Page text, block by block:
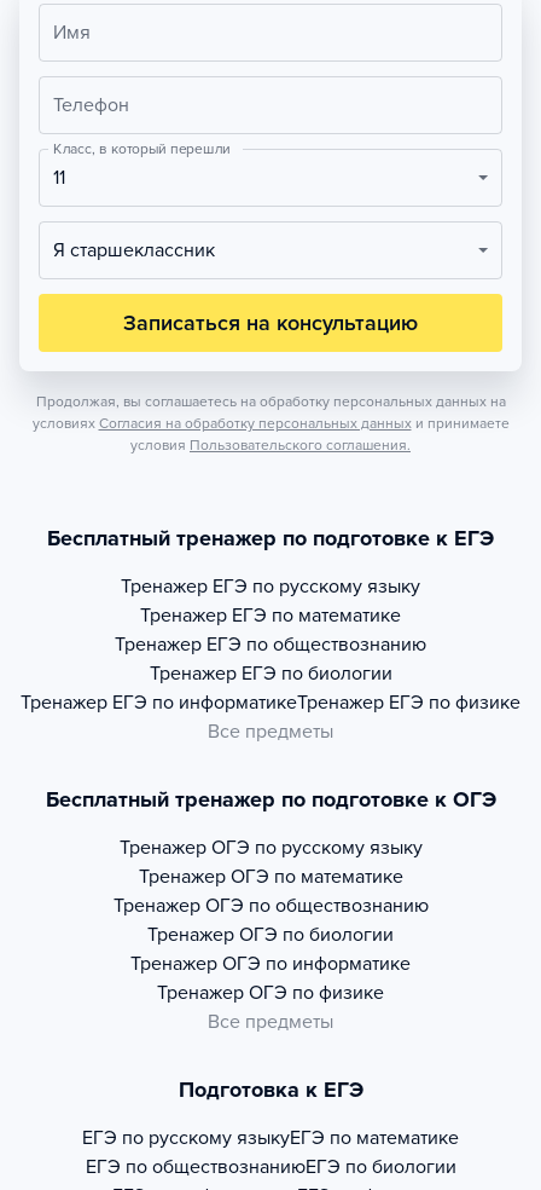
Имя
Телефон
Класс, в который перешли
11
Я старшеклассник
Записаться на консультацию
Продолжая, вы соглашаетесь на обработку персональных данных на
условиях Согласия на обработку персональных данных и принимаете
условия Пользовательского соглашения.
Бесплатный тренажер по подготовке к ЕГЭ
Тренажер ЕГЭ по русскому языку
Тренажер ЕГЭ по математике
Тренажер ЕГЭ по обществознанию
Тренажер ЕГЭ по биологии
Тренажер ЕГЭ по информатикеТренажер ЕГЭ по физике
Все предметы
Бесплатный тренажер по подготовке к ОГЭ
Тренажер ОГЭ по русскому языку
Тренажер ОГЭ по математике
Тренажер ОГЭ по обществознанию
Тренажер ОГЭ по биологии
Тренажер ОГЭ по информатике
Тренажер ОГЭ по физике
Все предметы
Подготовка к ЕГЭ
ЕГЭ по русскому языкуЕГЭ по математике
ЕГЭ по обществознаниюЕГЭ по биологии